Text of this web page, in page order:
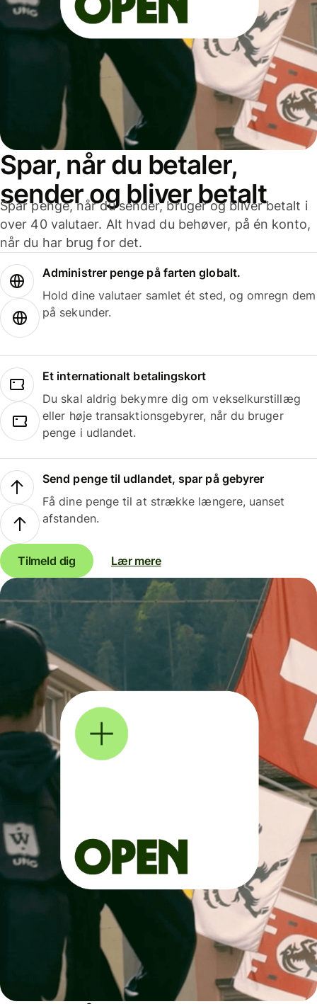
Spar, når du betaler,
sender og bliver betalt
Spar penge, når du sender, bruger og bliver betalt i
over 40 valutaer. Alt hvad du behøver, på én konto,
når du har brug for det.
Administrer penge på farten globalt.
Hold dine valutaer samlet ét sted, og omregn dem
på sekunder.
Et internationalt betalingskort
Du skal aldrig bekymre dig om vekselkurstillæg
eller høje transaktionsgebyrer, når du bruger
penge i udlandet.
Send penge til udlandet, spar på gebyrer
Få dine penge til at strække længere, uanset
afstanden.
Tilmeld dig Lær mere